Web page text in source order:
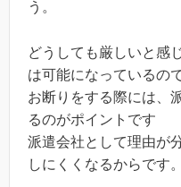
う。
どうしても厳しいと感
は可能になっているの
お断りをする際には、
るのがポイントです
派遣会社として理由が
しにくくなるからです。